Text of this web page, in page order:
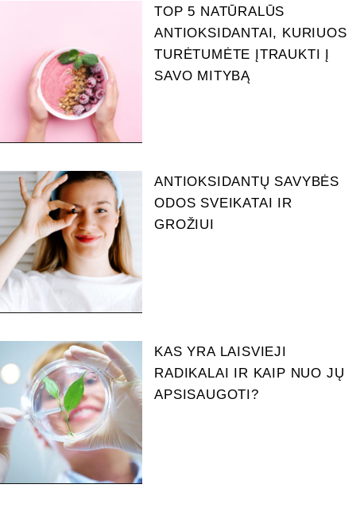
TOP 5 NATŪRALŪS
ANTIOKSIDANTAI, KURIUOS
TURĖTUMĖTE ĮTRAUKTI Į
SAVO MITYBĄ
ANTIOKSIDANTŲ SAVYBĖS
ODOS SVEIKATAI IR
GROŽIUI
KAS YRA LAISVIEJI
RADIKALAI IR KAIP NUO JŲ
APSISAUGOTI?